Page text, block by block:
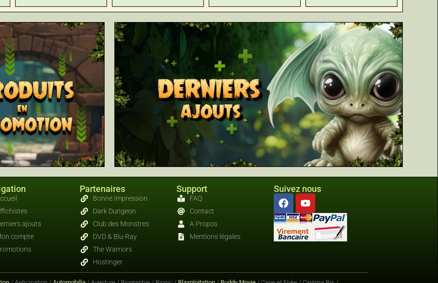
ajouts
compte
Partenaires
Bonne Impression
Dark Dungeon
Club des Monstres
DVD & Blu-Ray
The Warriors
Hostinger
Support
FAQ
Contact
A Propos
Mentions légales
Suivez nous